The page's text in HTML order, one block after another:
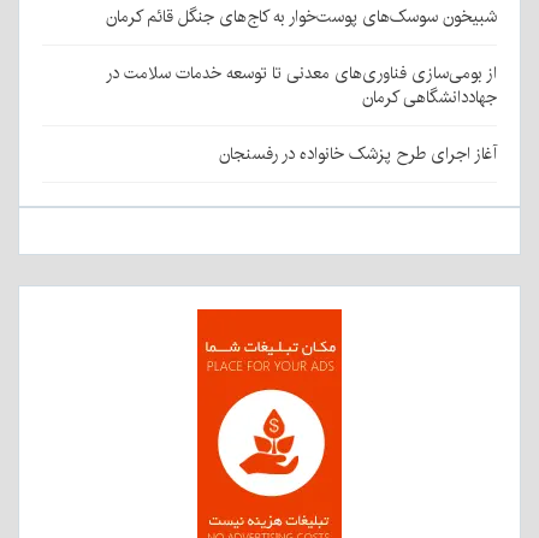
شبیخون سوسک‌های پوست‌خوار به کاج‌های جنگل قائم کرمان
از بومی‌سازی فناوری‌های معدنی تا توسعه خدمات سلامت در
جهاددانشگاهی کرمان
آغاز اجرای طرح پزشک خانواده در رفسنجان